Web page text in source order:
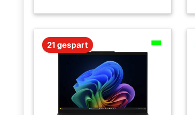
21 gespart